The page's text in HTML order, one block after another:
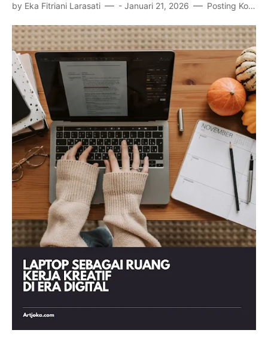
by Eka Fitriani Larasati - Januari 21, 2026 Posting Komentar